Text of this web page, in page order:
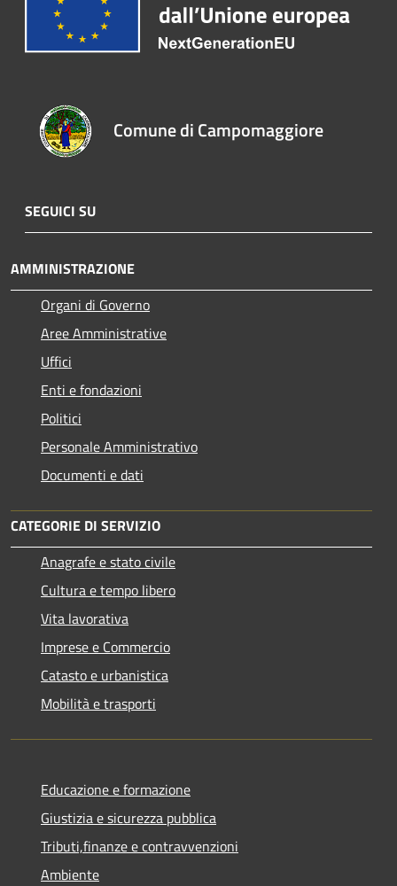
Comune di Campomaggiore
SEGUICI SU
AMMINISTRAZIONE
Organi di Governo
Aree Amministrative
Uffici
Enti e fondazioni
Politici
Personale Amministrativo
Documenti e dati
CATEGORIE DI SERVIZIO
Anagrafe e stato civile
Cultura e tempo libero
Vita lavorativa
Imprese e Commercio
Catasto e urbanistica
Mobilità e trasporti
Educazione e formazione
Giustizia e sicurezza pubblica
Tributi,finanze e contravvenzioni
Ambiente